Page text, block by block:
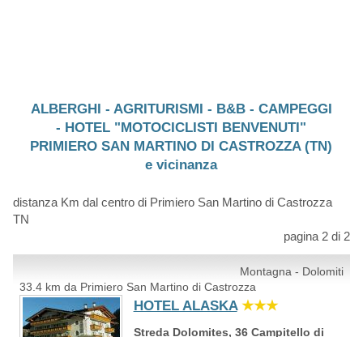
ALBERGHI - AGRITURISMI - B&B - CAMPEGGI
- HOTEL "MOTOCICLISTI BENVENUTI"
PRIMIERO SAN MARTINO DI CASTROZZA (TN)
e vicinanza
distanza Km dal centro di Primiero San Martino di Castrozza
TN
pagina 2 di 2
Montagna - Dolomiti
33.4 km da Primiero San Martino di Castrozza
HOTEL ALASKA ★★★
Streda Dolomites, 36 Campitello di